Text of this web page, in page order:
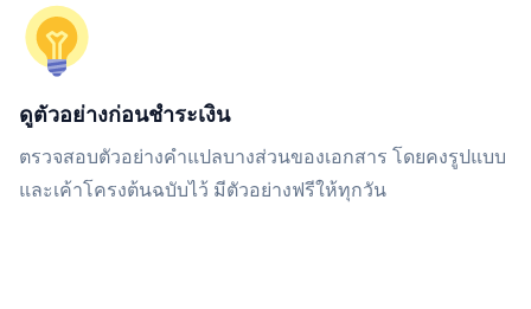
ดูตัวอย่างก่อนชำระเงิน
ตรวจสอบตัวอย่างคำแปลบางส่วนของเอกสาร โดยคงรูปแบบ
และเค้าโครงต้นฉบับไว้ มีตัวอย่างฟรีให้ทุกวัน